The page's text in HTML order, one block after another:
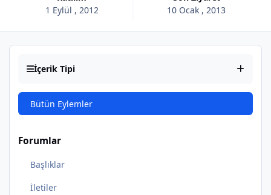
1 Eylül , 2012
10 Ocak , 2013
İçerik Tipi
Bütün Eylemler
Forumlar
Başlıklar
İletiler